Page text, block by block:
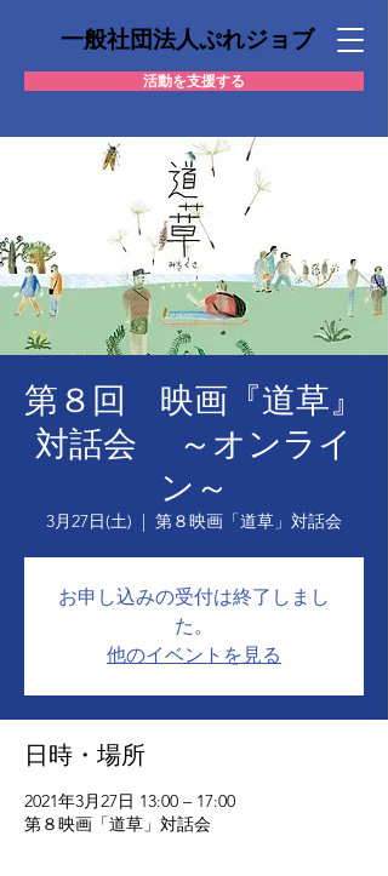
活動を支援する
一般社団法人ぷれジョブ
第８回 映画『道草』
対話会 ～オンライ
ン～
3月27日(土)
  |
第８映画「道草」対話会
お申し込みの受付は終了しまし
た。
他のイベントを見る
日時・場所
2021年3月27日 13:00 – 17:00
第８映画「道草」対話会